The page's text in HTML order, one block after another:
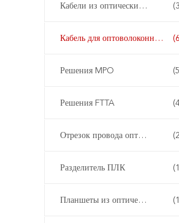
Кабели из оптических волокон
Кабель для оптоволоконных пластырей
Решения MPO
Решения FTTA
Отрезок провода оптического волокна
Разделитель ПЛК
Планшеты из оптических волокон